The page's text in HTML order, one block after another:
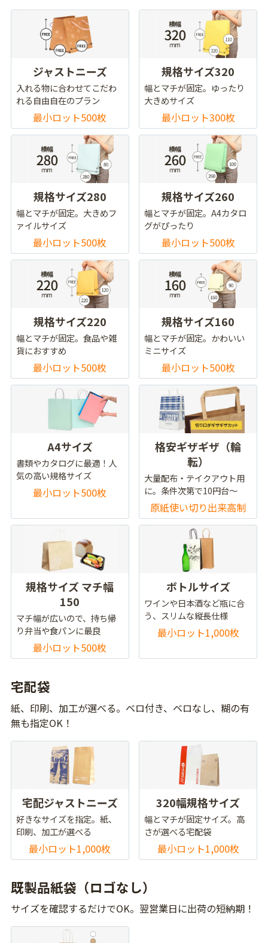
ジャストニーズ
入れる物に合わせてこだわ
れる自由自在のプラン
最小ロット500枚
規格サイズ320
幅とマチが固定。ゆったり
大きめサイズ
最小ロット300枚
規格サイズ280
幅とマチが固定。大きめフ
ァイルサイズ
最小ロット500枚
規格サイズ260
幅とマチが固定。A4カタロ
グがぴったり
最小ロット500枚
規格サイズ220
幅とマチが固定。食品や雑
貨におすすめ
最小ロット500枚
規格サイズ160
幅とマチが固定。かわいい
ミニサイズ
最小ロット500枚
A4サイズ
書類やカタログに最適！人
気の高い規格サイズ
最小ロット500枚
格安ギザギザ（輪
転）
大量配布・テイクアウト用
に。条件次第で10円台～
原紙使い切り出来高制
規格サイズ マチ幅
150
マチ幅が広いので、持ち帰
り弁当や食パンに最良
最小ロット500枚
ボトルサイズ
ワインや日本酒など瓶に合
う、スリムな縦長仕様
最小ロット1,000枚
宅配袋
紙、印刷、加工が選べる。ベロ付き、ベロなし、糊の有
無も指定OK！
宅配ジャストニーズ
好きなサイズを指定。紙、
印刷、加工が選べる
最小ロット1,000枚
320幅規格サイズ
幅とマチが固定サイズ。高
さが選べる宅配袋
最小ロット1,000枚
既製品紙袋（ロゴなし）
サイズを確認するだけでOK。翌営業日に出荷の短納期！